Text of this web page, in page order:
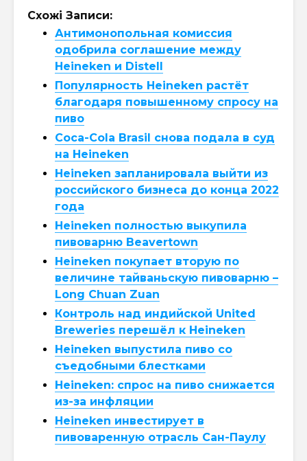
Схожі Записи:
Антимонопольная комиссия
одобрила соглашение между
Heineken и Distell
Популярность Heineken растёт
благодаря повышенному спросу на
пиво
Coca-Cola Brasil снова подала в суд
на Heineken
Heineken запланировала выйти из
российского бизнеса до конца 2022
года
Heineken полностью выкупила
пивоварню Beavertown
Heineken покупает вторую по
величине тайваньскую пивоварню –
Long Chuan Zuan
Контроль над индийской United
Breweries перешёл к Heineken
Heineken выпустила пиво со
съедобными блестками
Heineken: спрос на пиво снижается
из-за инфляции
Heineken инвестирует в
пивоваренную отрасль Сан-Паулу